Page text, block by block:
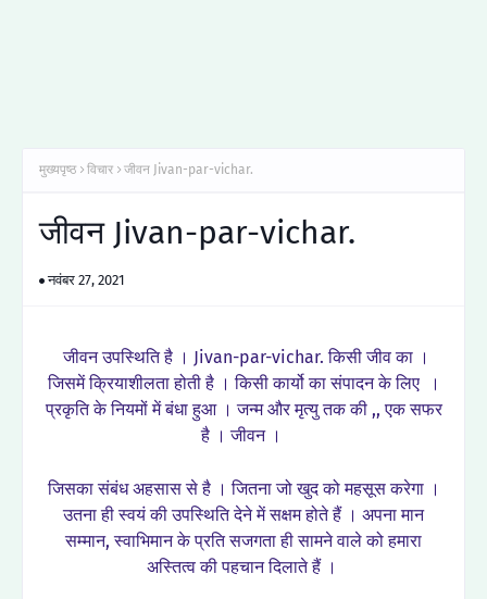
मुख्यपृष्ठ विचार जीवन Jivan-par-vichar.
जीवन Jivan-par-vichar.
नवंबर 27, 2021
जीवन उपस्थिति है । Jivan-par-vichar. किसी जीव का ।
जिसमें क्रियाशीलता होती है । किसी कार्यो का संपादन के लिए ।
प्रकृति के नियमों में बंधा हुआ । जन्म और मृत्यु तक की ,, एक सफर
है । जीवन ।
जिसका संबंध अहसास से है । जितना जो खुद को महसूस करेगा ।
उतना ही स्वयं की उपस्थिति देने में सक्षम होते हैं । अपना मान
सम्मान, स्वाभिमान के प्रति सजगता ही सामने वाले को हमारा
अस्तित्व की पहचान दिलाते हैं ।